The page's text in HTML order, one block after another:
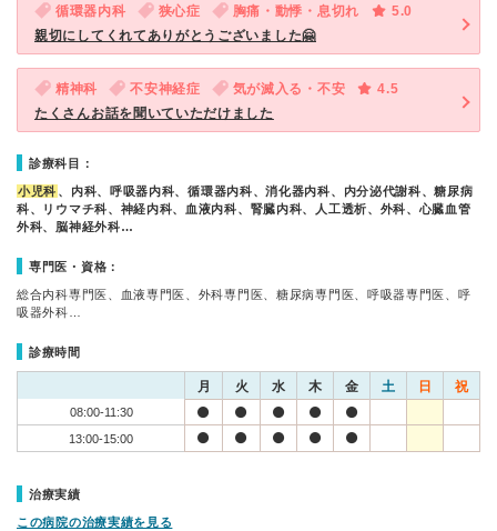
循環器内科 狭心症 胸痛・動悸・息切れ
5.0
親切にしてくれてありがとうございました🤗
精神科 不安神経症 気が滅入る・不安
4.5
たくさんお話を聞いていただけました
診療科目：
小児科 、内科、呼吸器内科、循環器内科、消化器内科、内分泌代謝科、糖尿病
科、リウマチ科、神経内科、血液内科、腎臓内科、人工透析、外科、心臓血管
外科、脳神経外科…
専門医・資格：
総合内科専門医、血液専門医、外科専門医、糖尿病専門医、呼吸器専門医、呼
吸器外科…
診療時間
月 火 水 木 金 土 日 祝
08:00-11:30
13:00-15:00
治療実績
この病院の治療実績を見る